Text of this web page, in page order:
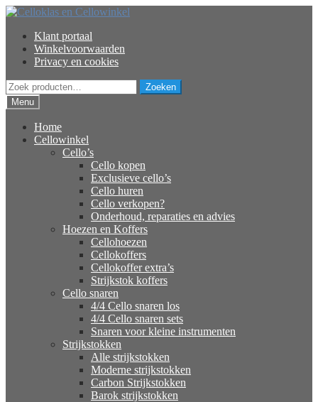
Ga
naar
navigatie
Ga
inhoud
Klant portaal
Winkelvoorwaarden
Privacy en cookies
Zoeken
naar:
Zoeken
Menu
Home
Cellowinkel
Cello’s
Cello kopen
Exclusieve cello’s
Cello huren
Cello verkopen?
Onderhoud, reparaties en advies
Hoezen en Koffers
Cellohoezen
Cellokoffers
Cellokoffer extra’s
Strijkstok koffers
Cello snaren
4/4 Cello snaren los
4/4 Cello snaren sets
Snaren voor kleine instrumenten
Strijkstokken
Alle strijkstokken
Moderne strijkstokken
Carbon Strijkstokken
Barok strijkstokken